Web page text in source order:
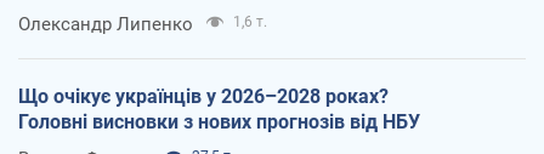
Олександр Липенко 1,6 т.
Що очікує українців у 2026–2028 роках?
Головні висновки з нових прогнозів від НБУ